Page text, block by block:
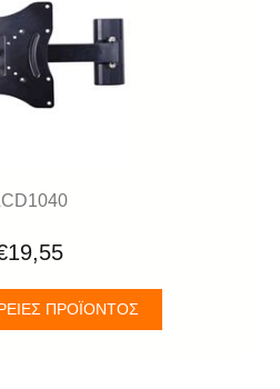
ΠΡΟΪΌΝΤΟΣ